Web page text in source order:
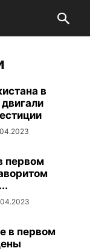
в
первом
в первом